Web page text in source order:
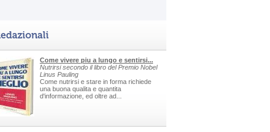
Come vivere piu a lungo e sentirsi...
Nutrirsi secondo il libro del Premio Nobel
Linus Pauling
Come nutrirsi e stare in forma richiede
una buona qualita e quantita
d'informazione, ed oltre ad...